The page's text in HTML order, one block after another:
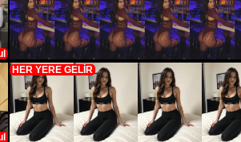
HER YERE GELİR